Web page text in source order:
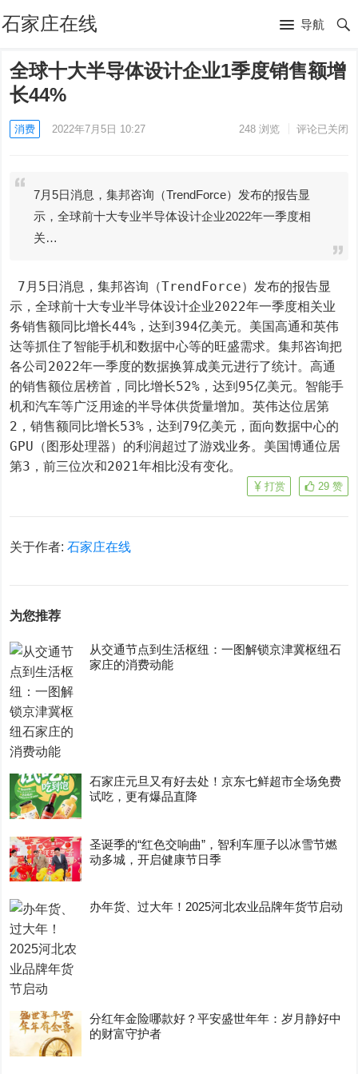
石家庄在线 导航
全球十大半导体设计企业1季度销售额增
长44%
消费 2022年7月5日 10:27 248浏览 评论已关闭
7月5日消息，集邦咨询（TrendForce）发布的报告显
示，全球前十大专业半导体设计企业2022年一季度相
关…
示，全球前十大专业半导体设计企业2022年一季度相关业
务销售额同比增长44%，达到394亿美元。美国高通和英伟
达等抓住了智能手机和数据中心等的旺盛需求。集邦咨询把
各公司2022年一季度的数据换算成美元进行了统计。高通
的销售额位居榜首，同比增长52%，达到95亿美元。智能手
机和汽车等广泛用途的半导体供货量增加。英伟达位居第
2，销售额同比增长53%，达到79亿美元，面向数据中心的
GPU（图形处理器）的利润超过了游戏业务。美国博通位居
第3，前三位次和2021年相比没有变化。
29 赞
打赏
关于作者:石家庄在线
为您推荐
从交通节点到生活枢纽：一图解锁京津冀枢纽石
家庄的消费动能
石家庄元旦又有好去处！京东七鲜超市全场免费
试吃，更有爆品直降
圣诞季的“红色交响曲”，智利车厘子以冰雪节燃
动多城，开启健康节日季
办年货、过大年！2025河北农业品牌年货节启动
分红年金险哪款好？平安盛世年年：岁月静好中
的财富守护者